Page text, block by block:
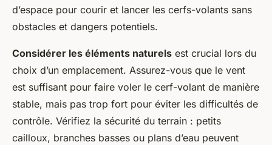
d’espace pour courir et lancer les cerfs-volants sans
obstacles et dangers potentiels.
Considérer les éléments naturels est crucial lors du
choix d’un emplacement. Assurez-vous que le vent
est suffisant pour faire voler le cerf-volant de manière
stable, mais pas trop fort pour éviter les difficultés de
contrôle. Vérifiez la sécurité du terrain : petits
cailloux, branches basses ou plans d’eau peuvent